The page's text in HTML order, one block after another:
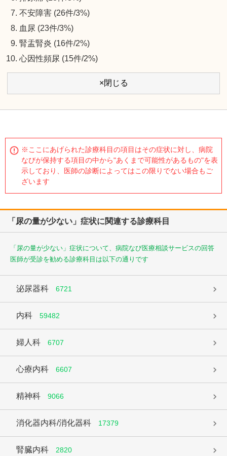
不安障害 (26件/3%)
血尿 (23件/3%)
腎盂腎炎 (16件/2%)
心因性頻尿 (15件/2%)
×閉じる
※ここにあげられた診療科目の項目はその症状に対し、病院
なびが保持する項目の中から"あくまで可能性があるもの"を表
示しており、医師の診断によってはこの限りでない場合もご
ざいます
「尿の量が少ない」症状に関連する診療科目
「尿の量が少ない」症状について、病院なび医療相談サービスの回答
医師が受診を勧める診療科目は以下の通りです
泌尿器科 6721
内科 59482
婦人科 6707
心療内科 6607
精神科 9066
消化器内科/消化器科 17379
腎臓内科 2820